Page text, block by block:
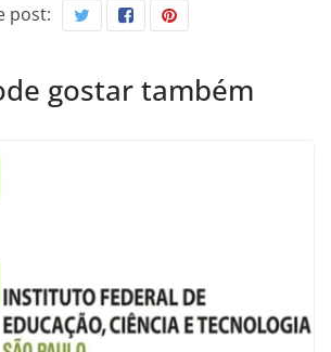
post:
gostar também